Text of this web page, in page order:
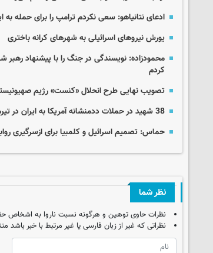
ادعای نتانیاهو: سعی نکردم ترامپ را برای حمله به
یورش نیروهای اسرائیلی به شهرهای کرانه باختری
محمودزاده: نویسندگی در جنگ را با پیشنهاد رهبر
کردم
تصویب نهایی طرح انحلال «کنست» رژیم
38 شهید در حملات ددمنشانه آمریکا به ایران در تیرماه
حماس: تصمیم اسرائیل و کلمبیا برای ازسرگیری
نظر شما
نظرات حاوی توهین و هرگونه نسبت ناروا به اشخاص
نظراتی که غیر از زبان فارسی یا غیر مرتبط با خبر باشد